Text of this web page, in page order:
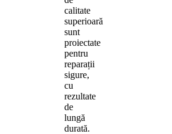
calitate
superioară
sunt
proiectate
pentru
reparații
sigure,
cu
rezultate
de
lungă
durată.